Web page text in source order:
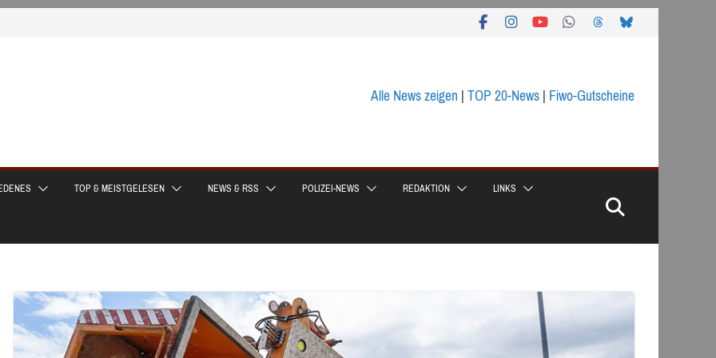
Alle News zeigen|TOP 20-News|Fiwo-Gutscheine
TOP & MEISTGELESEN NEWS & RSS POLIZEI-NEWS REDAKTION LINKS